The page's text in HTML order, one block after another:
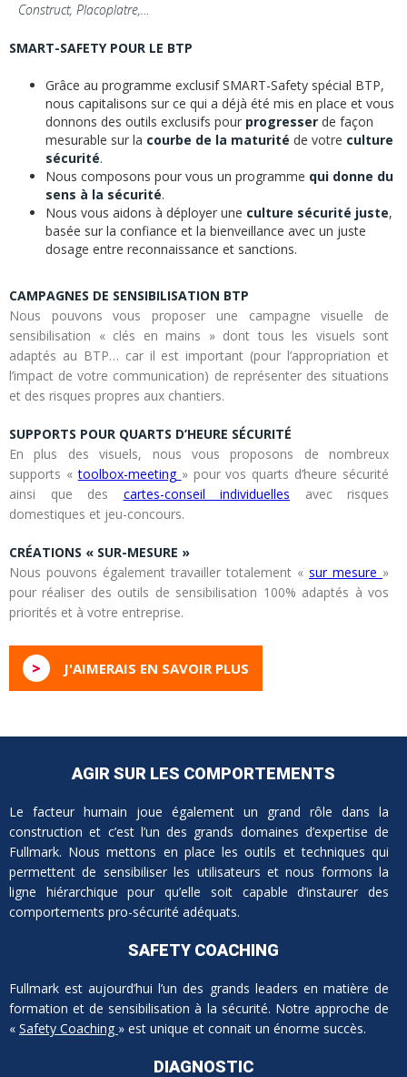
Construct, Placoplatre,…
SMART-SAFETY POUR LE BTP
Grâce au programme exclusif SMART-Safety spécial BTP,
nous capitalisons sur ce qui a déjà été mis en place et vous
donnons des outils exclusifs pour progresser de façon
mesurable sur la courbe de la maturité de votre culture
sécurité.
Nous composons pour vous un programme qui donne du
sens à la sécurité.
Nous vous aidons à déployer une culture sécurité juste,
basée sur la confiance et la bienveillance avec un juste
dosage entre reconnaissance et sanctions.
CAMPAGNES DE SENSIBILISATION BTP
Nous pouvons vous proposer une campagne visuelle de
sensibilisation « clés en mains » dont tous les visuels sont
adaptés au BTP… car il est important (pour l’appropriation et
l’impact de votre communication) de représenter des situations
et des risques propres aux chantiers.
SUPPORTS POUR QUARTS D’HEURE SÉCURITÉ
En plus des visuels, nous vous proposons de nombreux
supports «toolbox-meeting » pour vos quarts d’heure sécurité
ainsi que des cartes-conseil individuelles avec risques
domestiques et jeu-concours.
CRÉATIONS « SUR-MESURE »
Nous pouvons également travailler totalement « sur mesure »
pour réaliser des outils de sensibilisation 100% adaptés à vos
priorités et à votre entreprise.
> J'AIMERAIS EN SAVOIR PLUS
AGIR SUR LES COMPORTEMENTS
Le facteur humain joue également un grand rôle dans la
construction et c’est l’un des grands domaines d’expertise de
Fullmark. Nous mettons en place les outils et techniques qui
permettent de sensibiliser les utilisateurs et nous formons la
ligne hiérarchique pour qu’elle soit capable d’instaurer des
comportements pro-sécurité adéquats.
SAFETY COACHING
Fullmark est aujourd’hui l’un des grands leaders en matière de
formation et de sensibilisation à la sécurité. Notre approche de
« Safety Coaching » est unique et connait un énorme succès.
DIAGNOSTIC